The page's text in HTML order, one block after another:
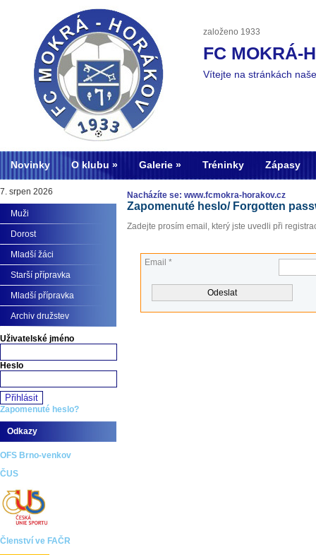
založeno 1933
FC MOKRÁ-
Vítejte na stránkách
Novinky O klubu Galerie Tréninky Zápasy
Nacházíte se: www.fcmokra-horakov.cz
Zapomenuté heslo/ Forgotten
Zadejte prosím email, který jste uvedli při
Email *
7. srpen 2026
Muži
Dorost
Mladší žáci
Starší přípravka
Mladší přípravka
Archiv družstev
Uživatelské jméno
Heslo
Zapomenuté heslo?
Odkazy
OFS Brno-venkov
ČUS
Členství ve FAČR